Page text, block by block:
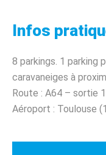
Infos
8 parkings. 1 parking
caravaneiges à
Route : A64 – sortie
Aéroport : Toulouse